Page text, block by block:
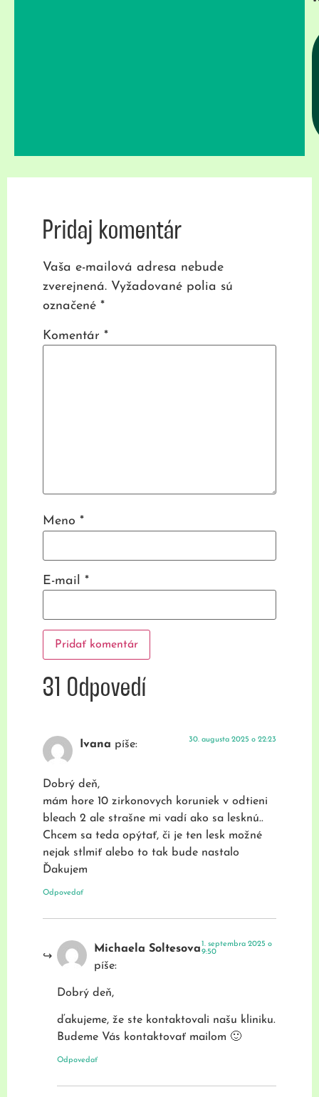
31 Odpovedí
Ivana píše: 30. augusta 2025 o 22:23
Dobrý deň,
mám hore 10 zirkonovych koruniek v odtieni
bleach 2 ale strašne mi vadí ako sa lesknú..
Chcem sa teda opýtať, či je ten lesk možné
nejak stlmiť alebo to tak bude nastalo
Ďakujem
Odpovedať
Michaela Soltesova
píše:
1. septembra 2025 o
9:50
Dobrý deň,
ďakujeme, že ste kontaktovali našu kliniku.
Budeme Vás kontaktovať mailom 🙂
Odpovedať
Pridaj komentár
Vaša e-mailová adresa nebude
zverejnená. Vyžadované polia sú
označené *
Komentár *
Meno *
E-mail *